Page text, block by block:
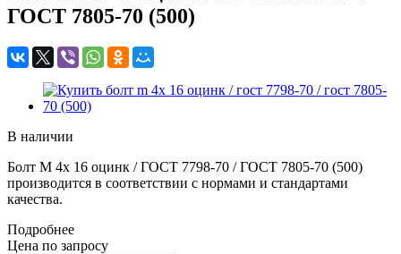
ГОСТ 7805-70 (500)
В наличии
Болт M 4x 16 оцинк / ГОСТ 7798-70 / ГОСТ 7805-70 (500)
производится в соответствии с нормами и стандартами
качества.
Подробнее
Цена по запросу